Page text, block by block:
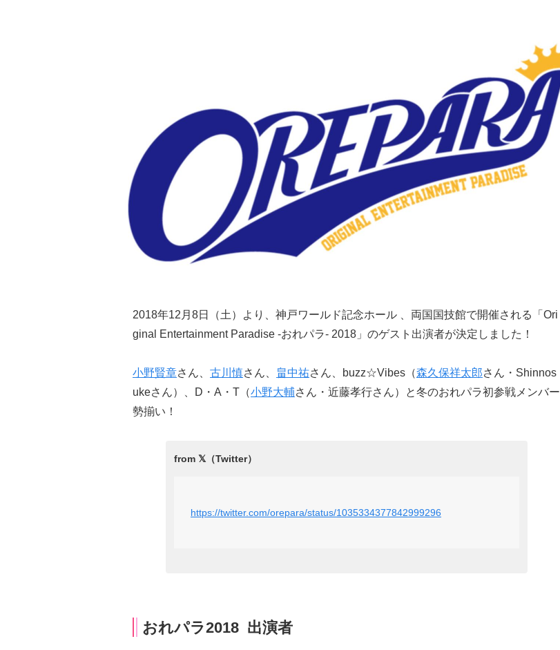
2018年12月8日（土）より、神戸ワールド記念ホール 、両国国技館で開催される「Ori
ginal Entertainment Paradise -おれパラ- 2018」のゲスト出演者が決定しました！
小野賢章さん、 古川慎さん、 畠中祐さん、buzz☆Vibes（森久保祥太郎さん・Shinnos
ukeさん）、D・A・T（小野大輔さん・近藤孝行さん）と冬のおれパラ初参戦メンバー
勢揃い！
https://twitter.com/orepara/status/1035334377842999296
おれパラ2018 出演者